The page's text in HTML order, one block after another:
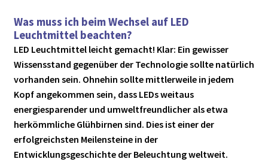
Was muss ich beim Wechsel auf LED
Leuchtmittel beachten?
LED Leuchtmittel leicht gemacht! Klar: Ein gewisser
Wissensstand gegenüber der Technologie sollte natürlich
vorhanden sein. Ohnehin sollte mittlerweile in jedem
Kopf angekommen sein, dass LEDs weitaus
energiesparender und umweltfreundlicher als etwa
herkömmliche Glühbirnen sind. Dies ist einer der
erfolgreichsten Meilensteine in der
Entwicklungsgeschichte der Beleuchtung weltweit.